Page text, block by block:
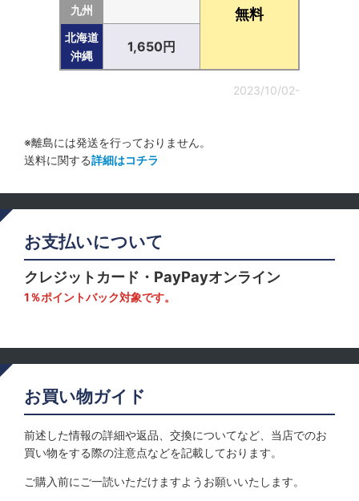
九州
無料
北海道
沖縄
1,650円
2023/10/02-
※離島には発送を行っておりません。
送料に関する詳細はコチラ
お支払いについて
クレジットカード・PayPayオンライン
1％ポイントバック対象です。
お買い物ガイド
前述した情報の詳細や返品、交換についてなど、当店でのお
買い物をする際の注意点などを記載しております。
ご購入前にご一読いただけますようお願いいたします。